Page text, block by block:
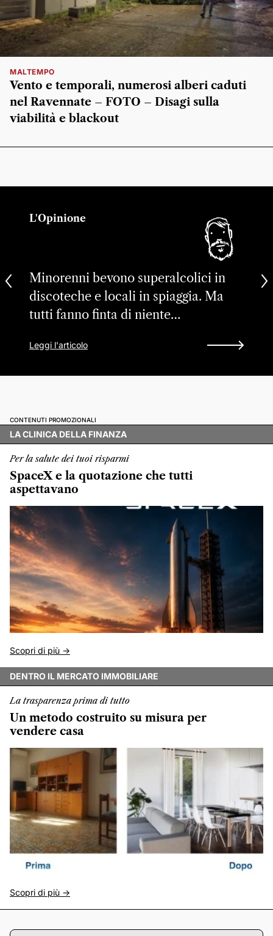
MALTEMPO
Vento e temporali, numerosi alberi caduti
nel Ravennate – FOTO – Disagi sulla
viabilità e blackout
L'Opinione
Minorenni bevono superalcolici in
discoteche e locali in spiaggia. Ma
tutti fanno finta di niente…
Leggi l'articolo
CONTENUTI PROMOZIONALI
LA CLINICA DELLA FINANZA
Per la salute dei tuoi risparmi
SpaceX e la quotazione che tutti
aspettavano
Scopri di più ->
DENTRO IL MERCATO IMMOBILIARE
La trasparenza prima di tutto
Un metodo costruito su misura per
vendere casa
Scopri di più ->